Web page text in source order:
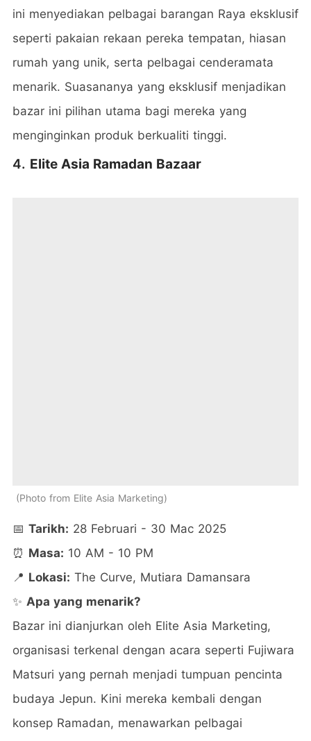
ini menyediakan pelbagai barangan Raya eksklusif
seperti pakaian rekaan pereka tempatan, hiasan
rumah yang unik, serta pelbagai cenderamata
menarik. Suasananya yang eksklusif menjadikan
bazar ini pilihan utama bagi mereka yang
menginginkan produk berkualiti tinggi.
4. Elite Asia Ramadan Bazaar
Photo from Elite Asia Marketing
📅 Tarikh: 28 Februari - 30 Mac 2025
⏰ Masa: 10 AM - 10 PM
📍 Lokasi: The Curve, Mutiara Damansara
✨ Apa yang menarik?
Bazar ini dianjurkan oleh Elite Asia Marketing,
organisasi terkenal dengan acara seperti Fujiwara
Matsuri yang pernah menjadi tumpuan pencinta
budaya Jepun. Kini mereka kembali dengan
konsep Ramadan, menawarkan pelbagai